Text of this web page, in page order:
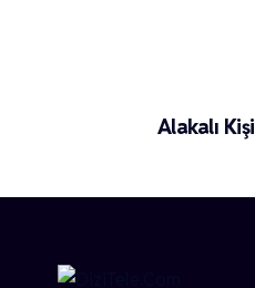
Alakalı
Alper